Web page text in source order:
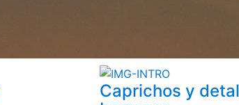
Caprichos y